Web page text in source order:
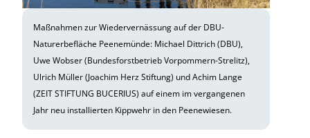
Maßnahmen zur Wiedervernässung auf der DBU-
Naturerbefläche Peenemünde: Michael Dittrich (DBU),
Uwe Wobser (Bundesforstbetrieb Vorpommern-Strelitz),
Ulrich Müller (Joachim Herz Stiftung) und Achim Lange
(ZEIT STIFTUNG BUCERIUS) auf einem im vergangenen
Jahr neu installierten Kippwehr in den Peenewiesen.